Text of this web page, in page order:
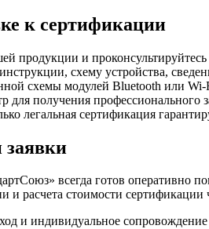
к сертификации
продукции и
схему устройства,
схемы модулей Bluetooth или
для получения
легальная сертификация
заявки
всегда готов
и расчета стоимости сертификации
и индивидуальное